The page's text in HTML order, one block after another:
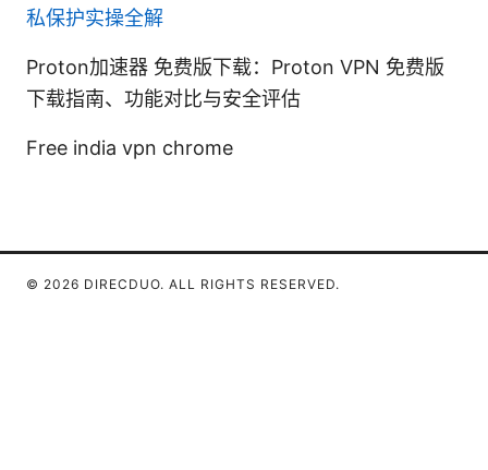
私保护实操全解
Proton加速器 免费版下载：Proton VPN 免费版
下载指南、功能对比与安全评估
Free india vpn chrome
© 2026 DIRECDUO. ALL RIGHTS RESERVED.